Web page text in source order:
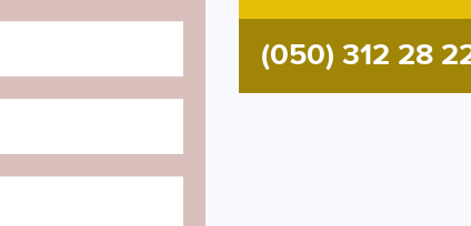
(050) 312 28